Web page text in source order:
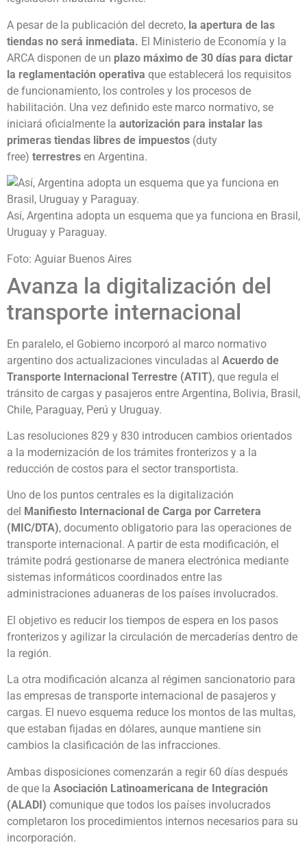
A pesar de la publicación del decreto, la apertura de las
tiendas no será inmediata. El Ministerio de Economía y la
ARCA disponen de un plazo máximo de 30 días para dictar
la reglamentación operativa que establecerá los requisitos
de funcionamiento, los controles y los procesos de
habilitación. Una vez definido este marco normativo, se
iniciará oficialmente la autorización para instalar las
primeras tiendas libres de impuestos (duty
free) terrestres en Argentina.
Así, Argentina adopta un esquema que ya funciona en Brasil,
Uruguay y Paraguay.
Foto: Aguiar Buenos Aires
Avanza la digitalización del
transporte internacional
En paralelo, el Gobierno incorporó al marco normativo
argentino dos actualizaciones vinculadas al Acuerdo de
Transporte Internacional Terrestre (ATIT), que regula el
tránsito de cargas y pasajeros entre Argentina, Bolivia, Brasil,
Chile, Paraguay, Perú y Uruguay.
Las resoluciones 829 y 830 introducen cambios orientados
a la modernización de los trámites fronterizos y a la
reducción de costos para el sector transportista.
Uno de los puntos centrales es la digitalización
del Manifiesto Internacional de Carga por Carretera
(MIC/DTA), documento obligatorio para las operaciones de
transporte internacional. A partir de esta modificación, el
trámite podrá gestionarse de manera electrónica mediante
sistemas informáticos coordinados entre las
administraciones aduaneras de los países involucrados.
El objetivo es reducir los tiempos de espera en los pasos
fronterizos y agilizar la circulación de mercaderías dentro de
la región.
La otra modificación alcanza al régimen sancionatorio para
las empresas de transporte internacional de pasajeros y
cargas. El nuevo esquema reduce los montos de las multas,
que estaban fijadas en dólares, aunque mantiene sin
cambios la clasificación de las infracciones.
Ambas disposiciones comenzarán a regir 60 días después
de que la Asociación Latinoamericana de Integración
(ALADI) comunique que todos los países involucrados
completaron los procedimientos internos necesarios para su
incorporación.